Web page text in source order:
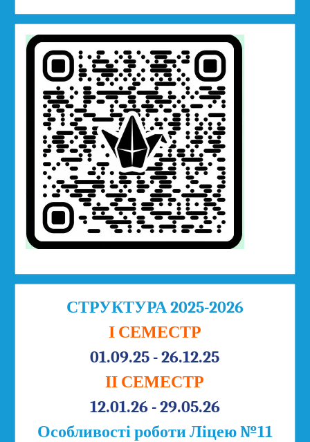
СТРУКТУРА 2025-2026
І СЕМЕСТР
01.09.25 - 26.12.25
ІІ СЕМЕСТР
12.01.26 - 29.05.26
Особливості роботи Ліцею №11